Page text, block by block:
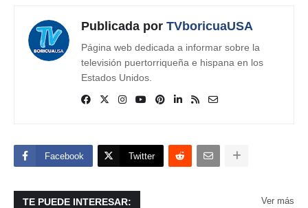
Publicada por TVboricuaUSA
Página web dedicada a informar sobre la
televisión puertorriqueña e hispana en los
Estados Unidos.
Facebook Twitter
TE PUEDE INTERESAR: Ver más